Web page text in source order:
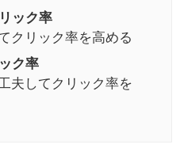
ック率
クリック率を高める
ク率
夫してクリック率を